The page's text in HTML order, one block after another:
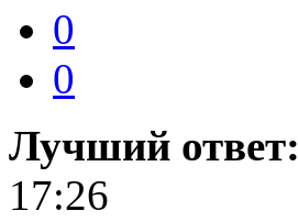
0
0
Лучший ответ:
17:26